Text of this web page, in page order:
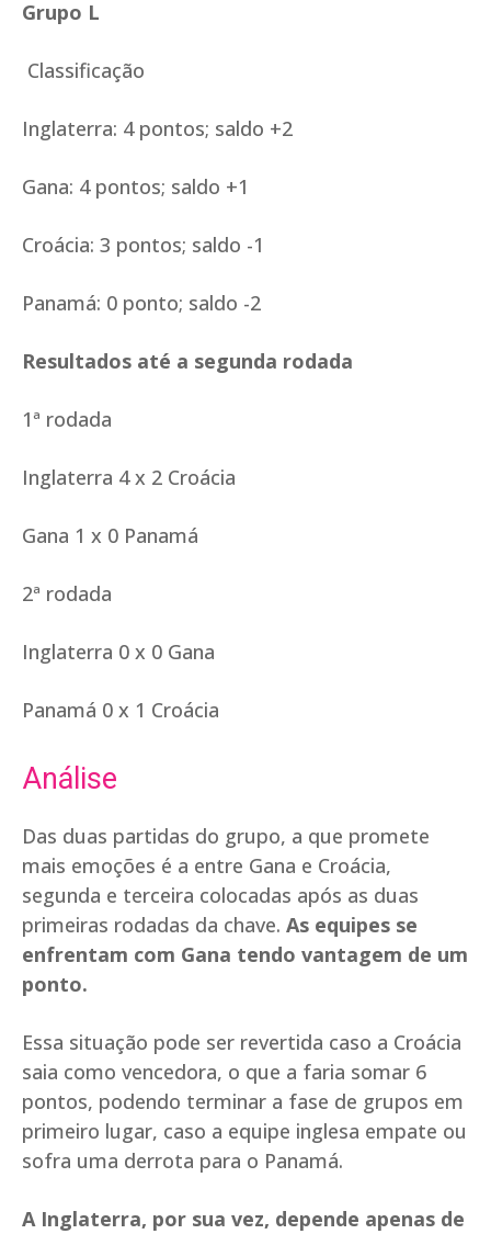
Grupo L
Classificação
Inglaterra: 4 pontos; saldo +2
Gana: 4 pontos; saldo +1
Croácia: 3 pontos; saldo -1
Panamá: 0 ponto; saldo -2
Resultados até a segunda rodada
1ª rodada
Inglaterra 4 x 2 Croácia
Gana 1 x 0 Panamá
2ª rodada
Inglaterra 0 x 0 Gana
Panamá 0 x 1 Croácia
Análise
Das duas partidas do grupo, a que promete
mais emoções é a entre Gana e Croácia,
segunda e terceira colocadas após as duas
primeiras rodadas da chave. As equipes se
enfrentam com Gana tendo vantagem de um
ponto.
Essa situação pode ser revertida caso a Croácia
saia como vencedora, o que a faria somar 6
pontos, podendo terminar a fase de grupos em
primeiro lugar, caso a equipe inglesa empate ou
sofra uma derrota para o Panamá.
A Inglaterra, por sua vez, depende apenas de